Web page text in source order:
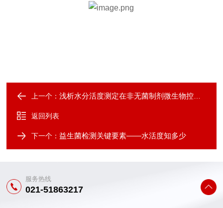
上一个：浅析水分活度测定在非无菌制剂微生物控制中的应用
返回列表
下一个：益生菌检测关键要素——水活度知多少
服务热线
021-51863217